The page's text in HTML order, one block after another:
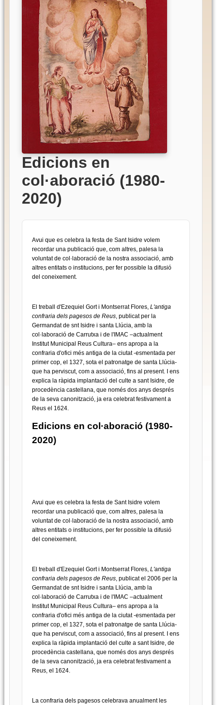
Edicions en
col·aboració (1980-
2020)
Avui que es celebra la festa de Sant Isidre volem
recordar una publicació que, com altres, palesa la
voluntat de col·laboració de la nostra associació, amb
altres entitats o institucions, per fer possible la difusió
del coneixement.
El treball d'Ezequiel Gort i Montserrat Flores, L'antiga
confraria dels pagesos de Reus, publicat per la
Germandat de snt Isidre i santa Llúcia, amb la
col·laboració de Carrutxa i de l'IMAC –actualment
Institut Municipal Reus Cultura– ens apropa a la
confraria d'ofici més antiga de la ciutat -esmentada per
primer cop, el 1327, sota el patronatge de santa Llúcia-
que ha perviscut, com a associació, fins al present. I ens
explica la ràpida implantació del culte a sant Isidre, de
procedència castellana, que només dos anys després
de la seva canonització, ja era celebrat festivament a
Reus el 1624.
Edicions en col·aboració (1980-
2020)
Avui que es celebra la festa de Sant Isidre volem
recordar una publicació que, com altres, palesa la
voluntat de col·laboració de la nostra associació, amb
altres entitats o institucions, per fer possible la difusió
del coneixement.
El treball d'Ezequiel Gort i Montserrat Flores, L'antiga
confraria dels pagesos de Reus, publicat el 2006 per la
Germandat de snt Isidre i santa Llúcia, amb la
col·laboració de Carrutxa i de l'IMAC –actualment
Institut Municipal Reus Cultura– ens apropa a la
confraria d'ofici més antiga de la ciutat -esmentada per
primer cop, el 1327, sota el patronatge de santa Llúcia-
que ha perviscut, com a associació, fins al present. I ens
explica la ràpida implantació del culte a sant Isidre, de
procedència castellana, que només dos anys després
de la seva canonització, ja era celebrat festivament a
Reus, el 1624.
La confraria dels pagesos celebrava anualment les